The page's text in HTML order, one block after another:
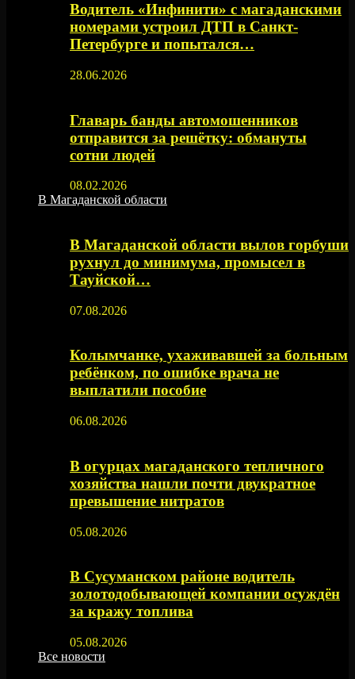
Водитель «Инфинити» с магаданскими
номерами устроил ДТП в Санкт-
Петербурге и попытался…
28.06.2026
Главарь банды автомошенников
отправится за решётку: обмануты
сотни людей
08.02.2026
В Магаданской области
В Магаданской области вылов горбуши
рухнул до минимума, промысел в
Тауйской…
07.08.2026
Колымчанке, ухаживавшей за больным
ребёнком, по ошибке врача не
выплатили пособие
06.08.2026
В огурцах магаданского тепличного
хозяйства нашли почти двукратное
превышение нитратов
05.08.2026
В Сусуманском районе водитель
золотодобывающей компании осуждён
за кражу топлива
05.08.2026
Все новости